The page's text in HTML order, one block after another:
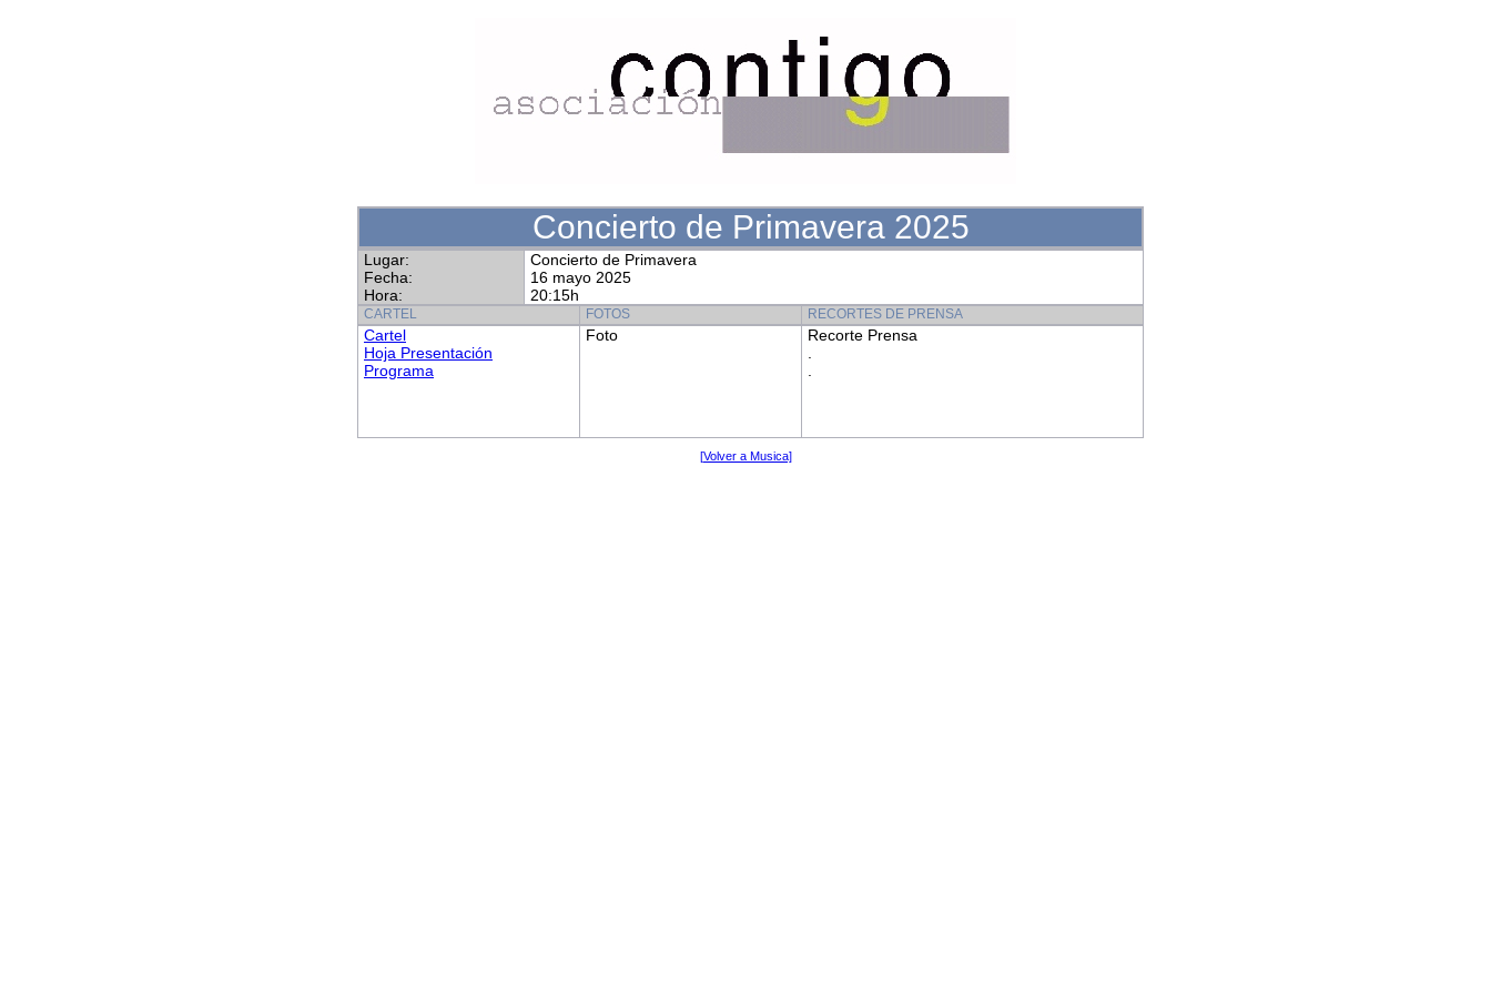
Concierto de Primavera 2025
Lugar:
Fecha:
Hora:
Concierto de Primavera
16 mayo 2025
20:15h
CARTEL FOTOS RECORTES DE PRENSA
Cartel
Hoja Presentación
Programa
Foto
Recorte Prensa
[Volver a Musica]